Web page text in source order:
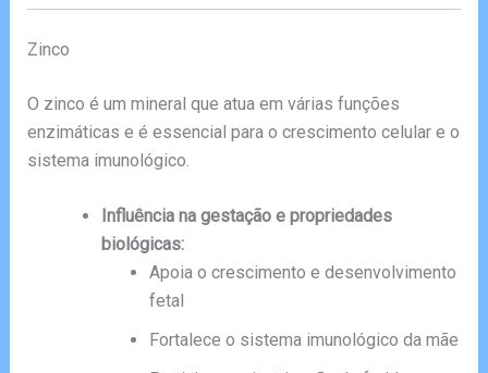
Zinco
O zinco é um mineral que atua em várias funções
enzimáticas e é essencial para o crescimento celular e o
sistema imunológico.
Influência na gestação e propriedades
biológicas:
Apoia o crescimento e desenvolvimento
fetal
Fortalece o sistema imunológico da mãe